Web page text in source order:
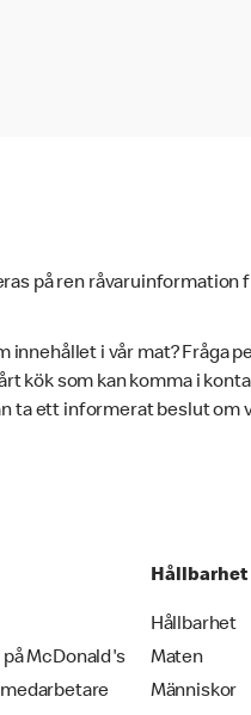
på ren
innehållet i vår mat? Fråga
kök som kan komma i
ta ett informerat beslut om
McDonald's
Hållbarhet
Hållbarhet
Maten
Människor